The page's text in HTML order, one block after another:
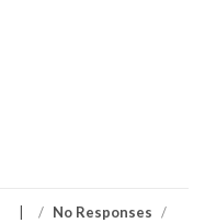
/ No Responses /